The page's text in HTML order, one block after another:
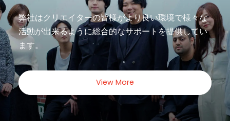
弊社はクリエイターの皆様がより良い環境で様々な
活動が出来るように総合的なサポートを提供してい
ます。
View More